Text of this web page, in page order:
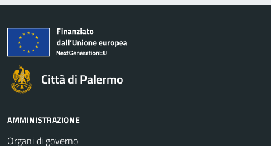
Città di Palermo
AMMINISTRAZIONE
Organi di governo